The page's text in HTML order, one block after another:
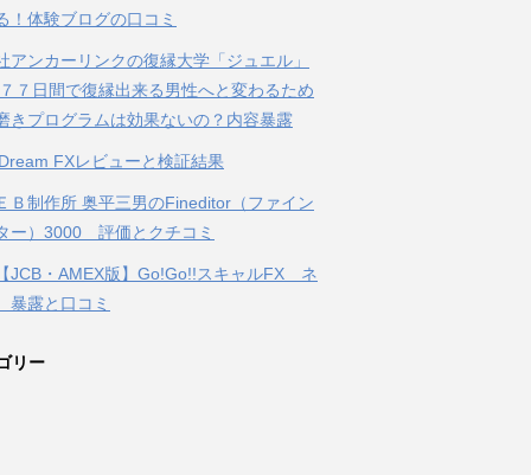
！体験ブログの口コミ
アンカーリンクの復縁大学「ジュエル」
７日間で復縁出来る男性へと変わるため
きプログラムは効果ないの？内容暴露
FXレビューと検証結果
Ｂ制作所 奥平三男のFineditor（ファイン
ー）3000 評価とクチコミ
JCB・AMEX版】Go!Go!!スキャルFX ネ
露と口コミ
リー